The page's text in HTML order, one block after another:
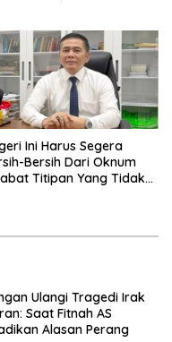
Ini Harus Segera
Bersih Dari Oknum
Titipan Yang Tidak
Ulangi Tragedi Irak
Saat Fitnah AS
Alasan Perang